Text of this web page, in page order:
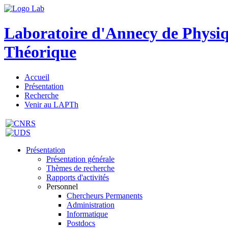
Laboratoire d'Annecy de
Théorique
Accueil
Présentation
Recherche
Venir au LAPTh
Présentation
Présentation générale
Thèmes de recherche
Rapports d'activités
Personnel
Chercheurs Permanents
Administration
Informatique
Postdocs